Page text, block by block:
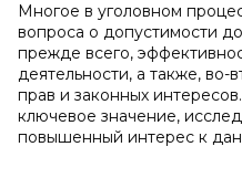
Многое в уголовном
вопроса о допустимости
прежде всего,
деятельности, а также,
прав и законных
ключевое значение,
повышенный интерес к